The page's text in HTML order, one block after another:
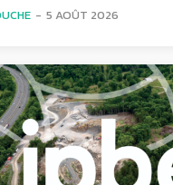
- 5 AOÛT 2026